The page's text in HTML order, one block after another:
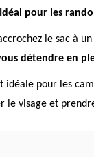
Idéal pour les
le sac à
détendre en
idéale pour les
le visage et